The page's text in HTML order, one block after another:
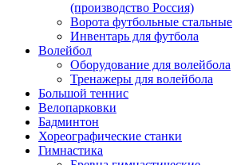
(производство Россия)
Ворота футбольные стальные
Инвентарь для футбола
Волейбол
Оборудование для волейбола
Тренажеры для волейбола
Большой теннис
Велопарковки
Бадминтон
Хореографические станки
Гимнастика